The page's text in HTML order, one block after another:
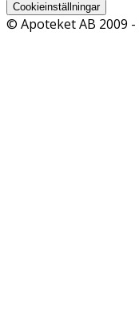
Cookieinställningar
© Apoteket AB 2009 -